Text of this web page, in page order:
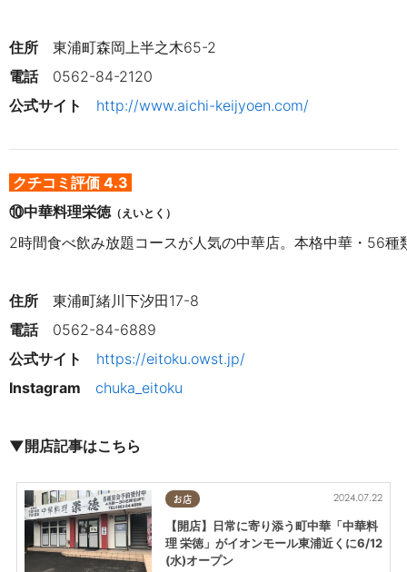
住所
東浦町森岡上半之木65-2
電話
0562-84-2120
公式サイト http://www.aichi-keijyoen.com/
クチコミ評価 4.3
⑩中華料理栄徳（えいとく）
2時間食べ飲み放題コースが人気の中華店。本格中華・56種
住所
東浦町緒川下汐田17-8
電話
0562-84-6889
公式サイト https://eitoku.owst.jp/
Instagram chuka_eitoku
▼開店記事はこちら
お店 2024.07.22
【開店】日常に寄り添う町中華「中華料
理 栄徳」がイオンモール東浦近くに6/12
(水)オープン